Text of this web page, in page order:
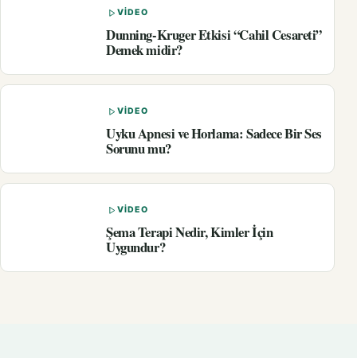
VIDEO
Dunning-Kruger Etkisi “Cahil Cesareti”
Demek midir?
VIDEO
Uyku Apnesi ve Horlama: Sadece Bir Ses
Sorunu mu?
VIDEO
Şema Terapi Nedir, Kimler İçin
Uygundur?